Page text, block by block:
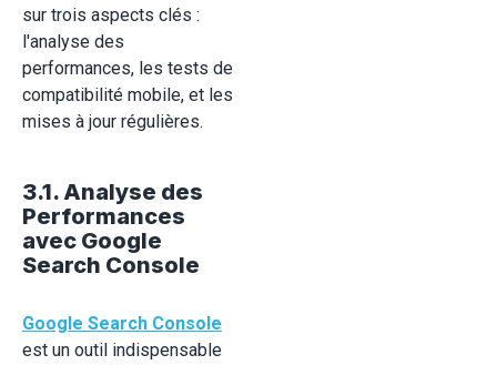
sur trois aspects clés :
l'analyse des
performances, les tests de
compatibilité mobile, et les
mises à jour régulières.
3.1. Analyse des
Performances
avec Google
Search Console
Google Search Console
est un outil indispensable